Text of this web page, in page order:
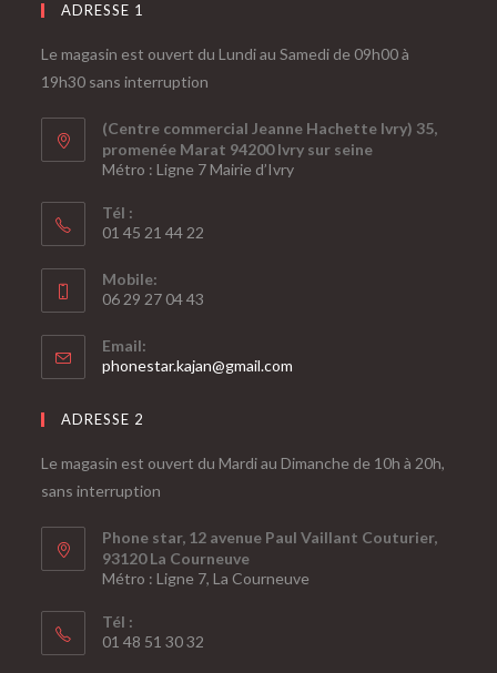
ADRESSE 1
Le magasin est ouvert du Lundi au Samedi de 09h00 à
19h30 sans interruption
(Centre commercial Jeanne Hachette Ivry) 35,
promenée Marat 94200 Ivry sur seine
Métro : Ligne 7 Mairie d’Ivry
Tél :
01 45 21 44 22
Mobile:
06 29 27 04 43
Email:
phonestar.kajan@gmail.com
ADRESSE 2
Le magasin est ouvert du Mardi au Dimanche de 10h à 20h,
sans interruption
Phone star, 12 avenue Paul Vaillant Couturier,
93120 La Courneuve
Métro : Ligne 7, La Courneuve
Tél :
01 48 51 30 32